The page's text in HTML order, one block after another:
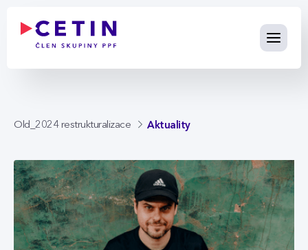
Old_2024 restrukturalizace Aktuality